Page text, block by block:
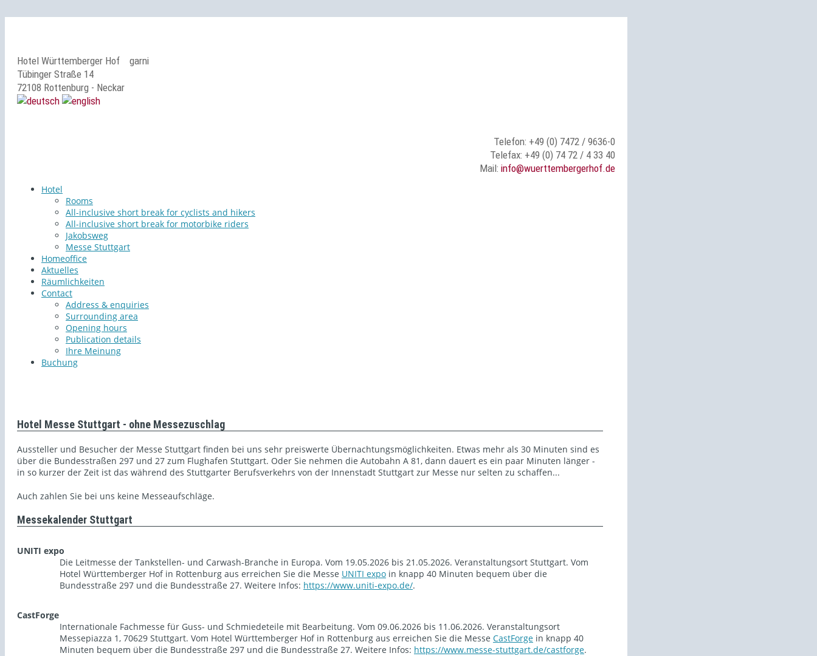
Hotel Württemberger Hof
garni
Tübinger Straße 14
72108 Rottenburg - Neckar
Telefon: +49 (0) 7472 / 9636-0
Telefax: +49 (0) 74 72 / 4 33 40
Mail: info@wuerttembergerhof.de
Hotel
Rooms
All-inclusive short break for cyclists and hikers
All-inclusive short break for motorbike riders
Jakobsweg
Messe Stuttgart
Homeoffice
Aktuelles
Räumlichkeiten
Contact
Address & enquiries
Surrounding area
Opening hours
Publication details
Ihre Meinung
Buchung
Hotel Messe Stuttgart - ohne Messezuschlag
Aussteller und Besucher der Messe Stuttgart finden bei uns sehr preiswerte Übernachtungsmöglichkeiten. Etwas mehr als 30 Minuten sind es
über die Bundesstraßen 297 und 27 zum Flughafen Stuttgart. Oder Sie nehmen die Autobahn A 81, dann dauert es ein paar Minuten länger -
in so kurzer der Zeit ist das während des Stuttgarter Berufsverkehrs von der Innenstadt Stuttgart zur Messe nur selten zu schaffen...
Auch zahlen Sie bei uns keine Messeaufschläge.
Messekalender Stuttgart
UNITI expo
Die Leitmesse der Tankstellen- und Carwash-Branche in Europa. Vom 19.05.2026 bis 21.05.2026. Veranstaltungsort Stuttgart. Vom
Hotel Württemberger Hof in Rottenburg aus erreichen Sie die Messe UNITI expo in knapp 40 Minuten bequem über die
Bundesstraße 297 und die Bundesstraße 27. Weitere Infos: https://www.uniti-expo.de/.
CastForge
Internationale Fachmesse für Guss- und Schmiedeteile mit Bearbeitung. Vom 09.06.2026 bis 11.06.2026. Veranstaltungsort
Messepiazza 1, 70629 Stuttgart. Vom Hotel Württemberger Hof in Rottenburg aus erreichen Sie die Messe CastForge in knapp 40
Minuten bequem über die Bundesstraße 297 und die Bundesstraße 27. Weitere Infos: https://www.messe-stuttgart.de/castforge.